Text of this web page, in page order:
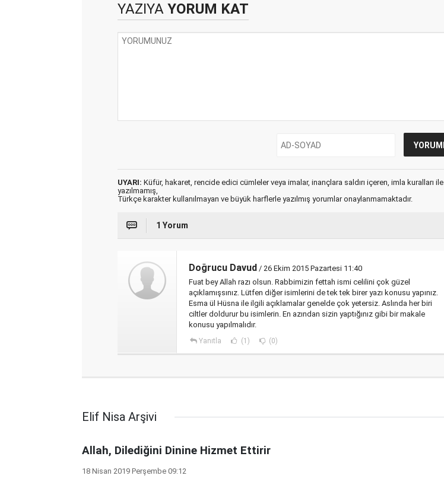
YAZIYA YORUM KAT
UYARI: Küfür, hakaret, rencide edici cümleler veya imalar, inançlara saldırı içeren, imla kuralları ile
yazılmamış,
Türkçe karakter kullanılmayan ve büyük harflerle yazılmış yorumlar onaylanmamaktadır.
1 Yorum
Doğrucu Davud / 26 Ekim 2015 Pazartesi 11:40
Fuat bey Allah razı olsun. Rabbimizin fettah ismi celilini çok güzel
açıklamışsınız. Lütfen diğer isimlerini de tek tek birer yazı konusu yapınız.
Esma ül Hüsna ile ilgili açıklamalar genelde çok yetersiz. Aslında her biri
ciltler doldurur bu isimlerin. En azından sizin yaptığınız gibi bir makale
konusu yapılmalıdır.
Yanıtla (1) (0)
Elif Nisa Arşivi
Allah, Dilediğini Dinine Hizmet Ettirir
18 Nisan 2019 Perşembe 09:12